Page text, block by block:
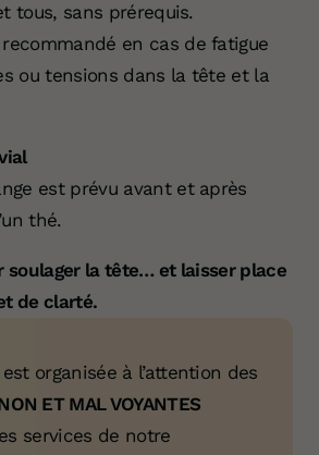
tous, sans prérequis.
en cas de fatigue
ou tensions dans la tête et la
est prévu avant et après
thé.
soulager la tête… et laisser place
de clarté.
organisée à l’attention des
ET MAL VOYANTES
services de notre